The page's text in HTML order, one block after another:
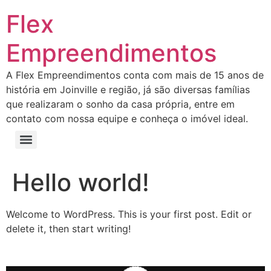
Flex
Empreendimentos
A Flex Empreendimentos conta com mais de 15 anos de
história em Joinville e região, já são diversas famílias
que realizaram o sonho da casa própria, entre em
contato com nossa equipe e conheça o imóvel ideal.
Hello world!
Welcome to WordPress. This is your first post. Edit or
delete it, then start writing!